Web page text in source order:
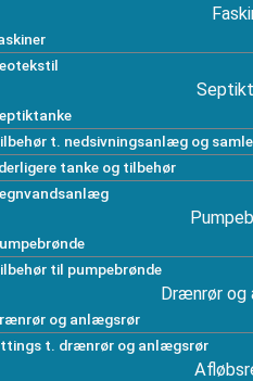
t. nedsivningsanlæg og
tanke og tilbehør
til pumpebrønde
Drænrør og
og anlægsrør
t. drænrør og anlægsrør